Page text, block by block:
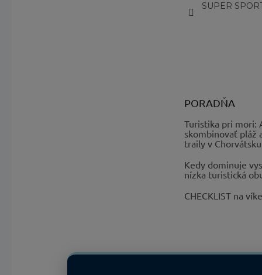
prostredí,
používaniu
izbovej
alebo
remienkov.
Často
remienky
SUPER
PORADŇA
Turistika pri mori:
skombinovať pláž
traily v Chorvátsku
Kedy dominuje
nízka turistická
CHECKLIST na